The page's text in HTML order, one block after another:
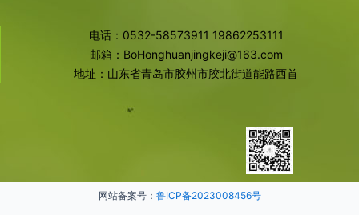
电话：0532-58573911 19862253111
邮箱：BoHonghuanjingkeji@163.com
地址：山东省青岛市胶州市胶北街道能路西首
网站备案号： 鲁ICP备2023008456号